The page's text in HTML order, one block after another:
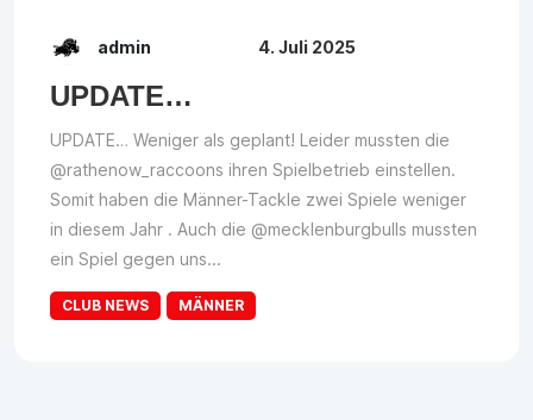
admin 4. Juli 2025
UPDATE…
UPDATE… Weniger als geplant! Leider mussten die
@rathenow_raccoons ihren Spielbetrieb einstellen.
Somit haben die Männer-Tackle zwei Spiele weniger
in diesem Jahr . Auch die @mecklenburgbulls mussten
ein Spiel gegen uns...
CLUB NEWS MÄNNER